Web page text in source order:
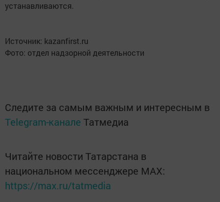
устанавливаются.
Источник: kazanfirst.ru
Фото: отдел надзорной деятельности
Следите за самым важным и интересным в
Telegram-канале Татмедиа
Читайте новости Татарстана в
национальном мессенджере MАХ:
https://max.ru/tatmedia